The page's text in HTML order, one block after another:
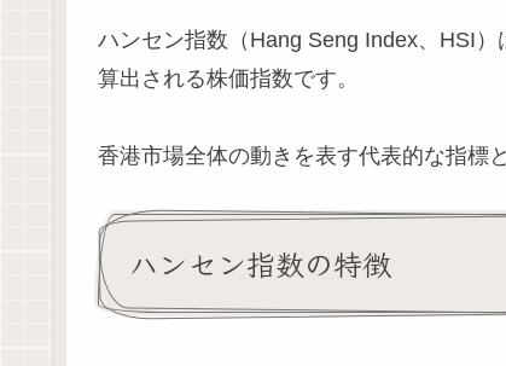
ハンセン指数（Hang Seng Index、HSI
算出される株価指数です。
香港市場全体の動きを表す代表的な指標
ハンセン指数の特徴